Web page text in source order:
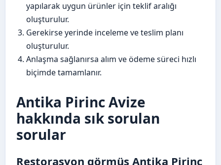
yapılarak uygun ürünler için teklif aralığı
oluşturulur.
Gerekirse yerinde inceleme ve teslim planı
oluşturulur.
Anlaşma sağlanırsa alım ve ödeme süreci hızlı
biçimde tamamlanır.
Antika Pirinc Avize
hakkında sık sorulan
sorular
Restorasyon görmüş Antika Pirinc